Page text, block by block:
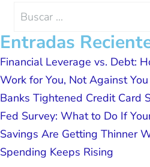
possible because of J Miller, and I
Search
Entradas
Financial Leverage vs. Debt:
Work for You, Not Against You
Banks Tightened Credit Card
Fed Survey: What to Do If
Savings Are Getting Thinner
Spending Keeps Rising